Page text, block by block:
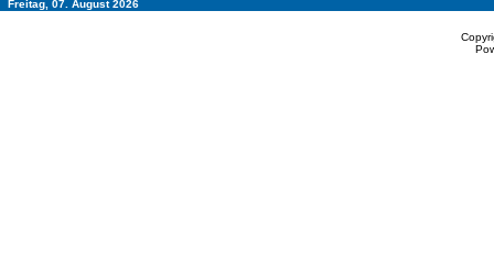
Freitag, 07. August 2026